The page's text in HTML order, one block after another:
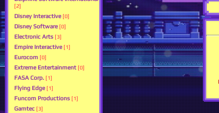
[2]
Disney Interactive [0]
Disney Software [0]
Electronic Arts [3]
Empire Interactive [1]
Eurocom [0]
Extreme Entertainment [0]
FASA Corp. [1]
Flying Edge [1]
Funcom Productions [1]
Gamtec [3]